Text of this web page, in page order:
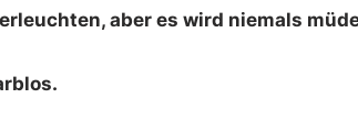
aber es wird niemals